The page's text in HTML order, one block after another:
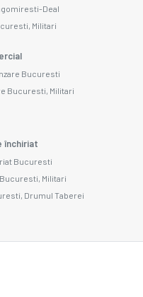
Deal
Militari
Bucuresti
Bucuresti, Militari
închiriat
Bucuresti
Militari
Drumul Taberei